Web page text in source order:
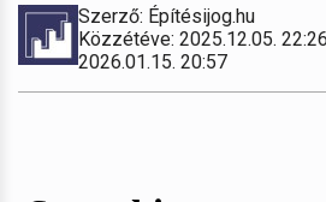
Szerző: Építésijog.hu
Közzétéve: 2025.12.05.
2026.01.15. 20:57